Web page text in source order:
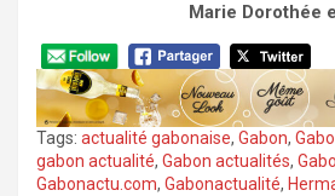
Marie Dorothée
Tags: actualité gabonaise, Gabon,
gabon actualité, Gabon actualités,
Gabonactu.com, Gabonactualité,